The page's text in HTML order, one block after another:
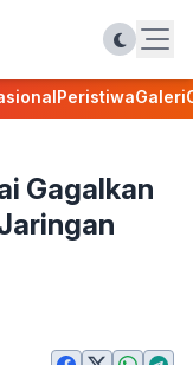
PeristiwaGaleri
Gagalkan